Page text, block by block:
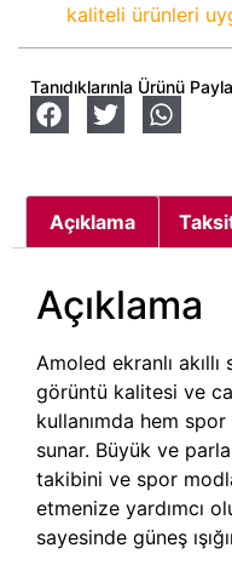
kaliteli ürünleri
Tanıdıklarınla Ürünü
Açıklama
Açıklama
Amoled ekranlı
görüntü kalitesi ve
kullanımda hem
sunar. Büyük ve
takibini ve spor
etmenize yardımcı
sayesinde güneş